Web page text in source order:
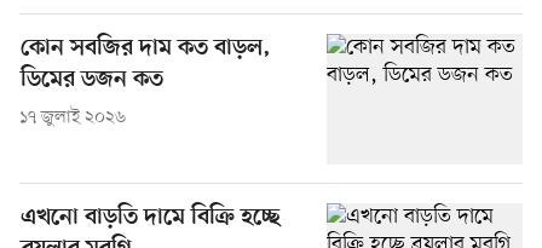
কোন সবজির দাম কত বাড়ল,
ডিমের ডজন কত
১৭ জুলাই ২০২৬
এখনো বাড়তি দামে বিক্রি হচ্ছে